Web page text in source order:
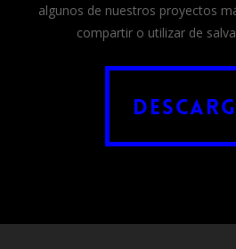
algunos de nuestros proyectos
compartir o utilizar de
Descargar